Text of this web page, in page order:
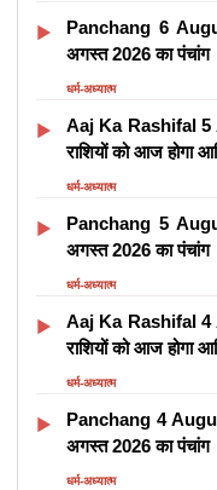
Panchang 6
अगस्त 2026 का पंचांग
धर्म-अध्यात्म
Aaj Ka Rashifal 5
राशियों को आज होगा
धर्म-अध्यात्म
Panchang 5
अगस्त 2026 का पंचांग
धर्म-अध्यात्म
Aaj Ka Rashifal 4
राशियों को आज होगा
धर्म-अध्यात्म
Panchang 4
अगस्त 2026 का पंचांग
धर्म-अध्यात्म